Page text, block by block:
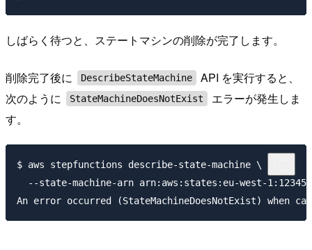
しばらく待つと、ステートマシンの削除が完了します。
削除完了後に DescribeStateMachine
API を実行すると、
次のように
StateMachineDoesNotExist
エラーが発生しま
す。
$ aws stepfunctions describe-state-machine \
--state-machine-arn arn:aws:states:eu-west-